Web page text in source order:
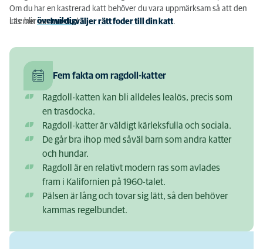
Om du har en kastrerad katt behöver du vara uppmärksam så att den
inte bliröverviktig!
Läs mer omhur du väljer rätt foder till din katt.
Fem fakta om ragdoll-katter
Ragdoll-katten kan bli alldeles lealös, precis som
en trasdocka.
Ragdoll-katter är väldigt kärleksfulla och sociala.
De går bra ihop med såväl barn som andra katter
och hundar.
Ragdoll är en relativt modern ras som avlades
fram i Kalifornien på 1960-talet.
Pälsen är lång och tovar sig lätt, så den behöver
kammas regelbundet.